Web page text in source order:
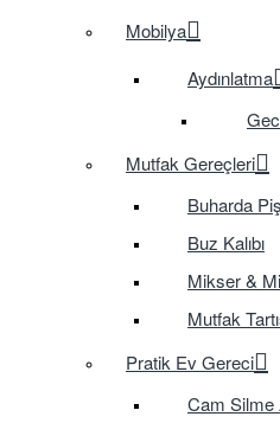
Mobilya
Aydınlatma
Mutfak Gereçleri
Buharda
Buz Kalıbı
Mikser &
Mutfak
Pratik Ev Gereci
Cam Silme